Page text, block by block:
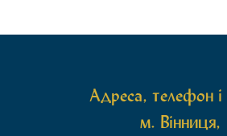
Адреса, телефон і
м. Вінниця,